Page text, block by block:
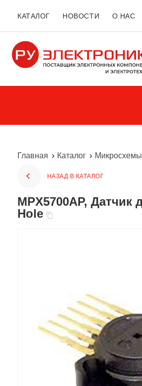
КАТАЛОГ НОВОСТИ О НАС
Главная Каталог Микросхемы
НАЗАД В КАТАЛОГ
MPX5700AP, Датчик давления NXP, 0...700 кПа, абсолютный, температурная компенсация, ±2.5%, Through
Hole